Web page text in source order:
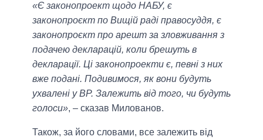
«Є законопроект щодо НАБУ, є
законопроєкт по Вищій раді правосуддя, є
законопроєкт про арешт за зловживання з
подачею декларацій, коли брешуть в
декларації. Ці законопроекти є, певні з них
вже подані. Подивимося, як вони будуть
ухвалені у ВР. Залежить від того, чи будуть
голоси», – сказав Милованов.
Також, за його словами, все залежить від